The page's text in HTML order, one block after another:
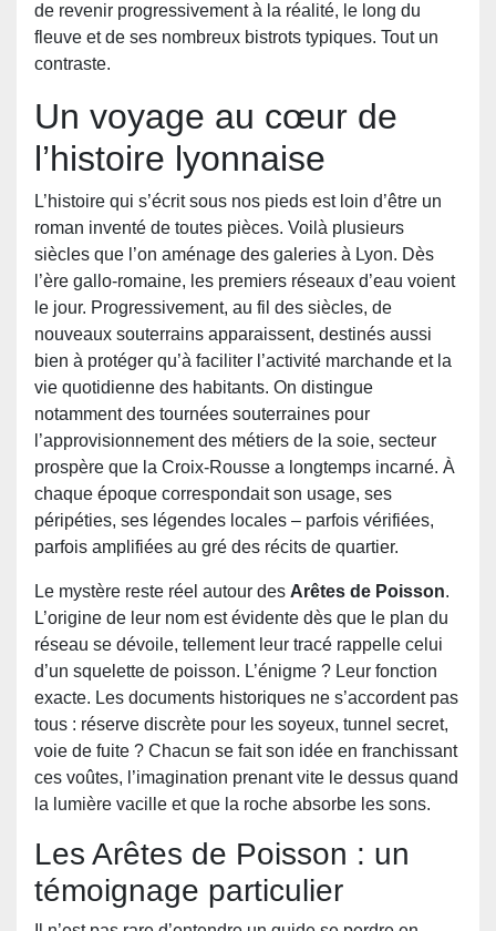
de revenir progressivement à la réalité, le long du
fleuve et de ses nombreux bistrots typiques. Tout un
contraste.
Un voyage au cœur de
l’histoire lyonnaise
L’histoire qui s’écrit sous nos pieds est loin d’être un
roman inventé de toutes pièces. Voilà plusieurs
siècles que l’on aménage des galeries à Lyon. Dès
l’ère gallo-romaine, les premiers réseaux d’eau voient
le jour. Progressivement, au fil des siècles, de
nouveaux souterrains apparaissent, destinés aussi
bien à protéger qu’à faciliter l’activité marchande et la
vie quotidienne des habitants. On distingue
notamment des tournées souterraines pour
l’approvisionnement des métiers de la soie, secteur
prospère que la Croix-Rousse a longtemps incarné. À
chaque époque correspondait son usage, ses
péripéties, ses légendes locales – parfois vérifiées,
parfois amplifiées au gré des récits de quartier.
Le mystère reste réel autour des Arêtes de Poisson.
L’origine de leur nom est évidente dès que le plan du
réseau se dévoile, tellement leur tracé rappelle celui
d’un squelette de poisson. L’énigme ? Leur fonction
exacte. Les documents historiques ne s’accordent pas
tous : réserve discrète pour les soyeux, tunnel secret,
voie de fuite ? Chacun se fait son idée en franchissant
ces voûtes, l’imagination prenant vite le dessus quand
la lumière vacille et que la roche absorbe les sons.
Les Arêtes de Poisson : un
témoignage particulier